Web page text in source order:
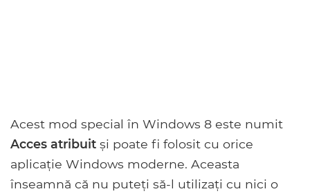
Acest mod special în Windows 8 este numit
Acces atribuit și poate fi folosit cu orice
aplicație Windows moderne. Aceasta
înseamnă că nu puteți să-l utilizați cu nici o